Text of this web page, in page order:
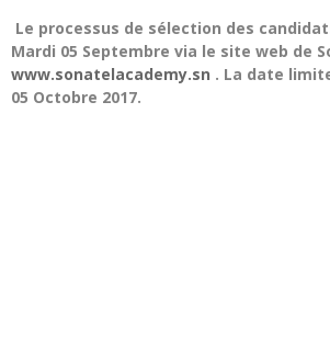
Le processus de sélection des
Mardi 05 Septembre via le site web de
www.sonatelacademy.sn . La date
05 Octobre 2017.